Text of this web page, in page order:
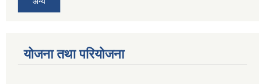
योजना तथा परियोजना